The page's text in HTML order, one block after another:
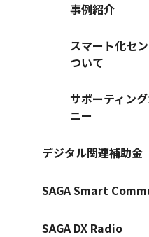
事例紹介
スマート化セ
ついて
サポーティン
ニー
デジタル関連補助金
SAGA Smart
SAGA DX Radio